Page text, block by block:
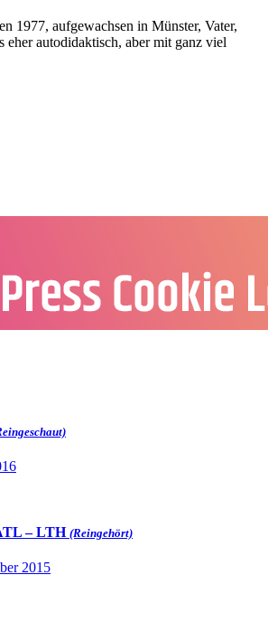
1977, aufgewachsen in Münster, Vater,
eher autodidaktisch, aber mit ganz viel
– LTH (Reingehört)
2015